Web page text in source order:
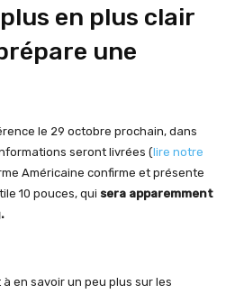
en plus clair
une
le 29 octobre prochain, dans
seront livrées (lire notre
Américaine confirme et présente
10 pouces, qui sera apparemment
en savoir un peu plus sur les